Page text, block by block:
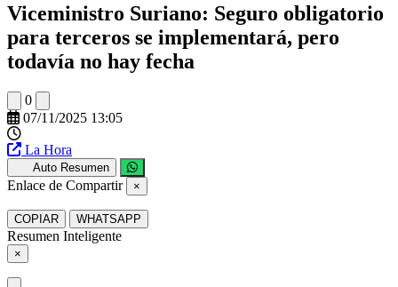
Viceministro Suriano: Seguro obligatorio
para terceros se implementará, pero
todavía no hay fecha
0
07/11/2025 13:05
La Hora
Auto Resumen
Enlace de Compartir ×
COPIAR WHATSAPP
Resumen Inteligente
×